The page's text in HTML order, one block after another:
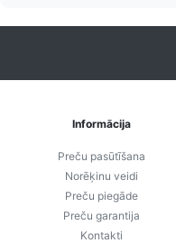
Informācija
Preču pasūtīšana
Norēķinu veidi
Preču piegāde
Preču garantija
Kontakti